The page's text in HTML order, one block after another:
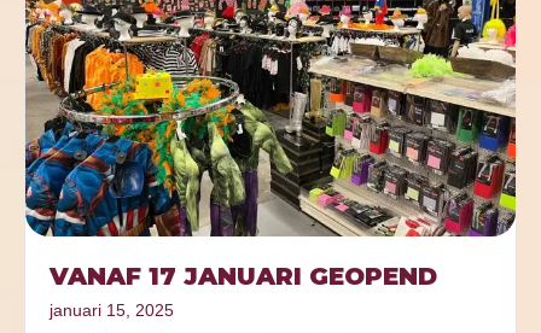
VANAF 17 JANUARI GEOPEND
januari 15, 2025